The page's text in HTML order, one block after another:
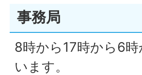
事務局
8時から17時から6
います。